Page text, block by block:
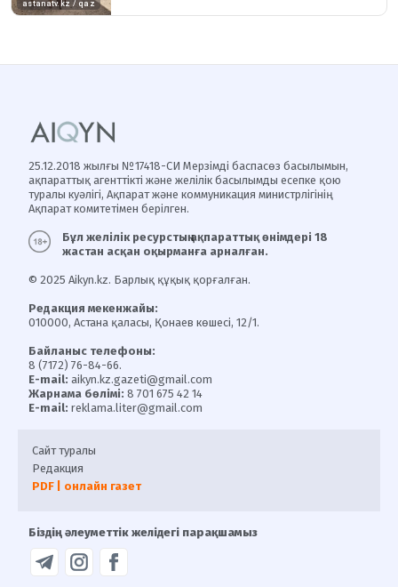
25.12.2018 жылғы №17418-СИ Мерзімді баспасөз басылымын,
ақпараттық агенттікті және желілік басылымды есепке қою
туралы куәлігі, Ақпарат және коммуникация министрлігінің
Ақпарат комитетімен берілген.
Бұл желілік ресурстың ақпараттық өнімдері 18
жастан асқан оқырманға арналған.
© 2025 Aikyn.kz. Барлық құқық қорғалған.
Редакция мекенжайы:
010000, Астана қаласы, Қонаев көшесі, 12/1.
Байланыс телефоны:
8 (7172) 76-84-66.
E-mail: aikyn.kz.gazeti@gmail.com
Жарнама бөлімі: 8 701 675 42 14
E-mail: reklama.liter@gmail.com
Сайт туралы
Редакция
PDF | онлайн газет
Біздің әлеуметтік желідегі парақшамыз